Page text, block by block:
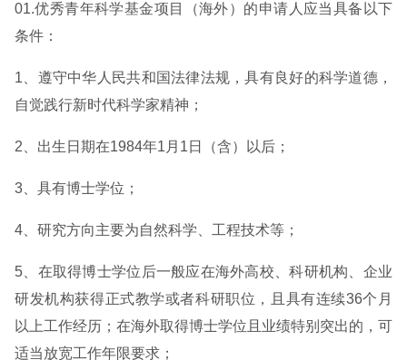
01.优秀青年科学基金项目（海外）的申请人应当具备以下
条件：
1、遵守中华人民共和国法律法规，具有良好的科学道德，
自觉践行新时代科学家精神；
2、出生日期在1984年1月1日（含）以后；
3、具有博士学位；
4、研究方向主要为自然科学、工程技术等；
5、在取得博士学位后一般应在海外高校、科研机构、企业
研发机构获得正式教学或者科研职位，且具有连续36个月
以上工作经历；在海外取得博士学位且业绩特别突出的，可
适当放宽工作年限要求；